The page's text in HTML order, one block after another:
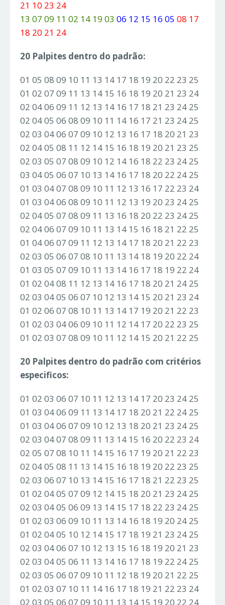
21 10 23 24
13 07 09 11 02 14 19 03 06 12 15 16 05 08 17
18 20 21 24
20 Palpites dentro do padrão:
01 05 08 09 10 11 13 14 17 18 19 20 22 23 25
01 02 07 09 11 13 14 15 16 18 19 20 21 23 24
02 04 06 09 11 12 13 14 16 17 18 21 23 24 25
02 04 05 06 08 09 10 11 14 16 17 21 23 24 25
02 03 04 06 07 09 10 12 13 16 17 18 20 21 23
02 04 05 08 11 12 14 15 16 18 19 20 21 23 25
02 03 05 07 08 09 10 12 14 16 18 22 23 24 25
03 04 05 06 07 10 13 14 16 17 18 20 22 24 25
01 03 04 07 08 09 10 11 12 13 16 17 22 23 24
01 03 04 06 08 09 10 11 12 13 19 20 23 24 25
02 04 05 07 08 09 11 13 16 18 20 22 23 24 25
02 04 06 07 09 10 11 13 14 15 16 18 21 22 25
01 04 06 07 09 11 12 13 14 17 18 20 21 22 23
02 03 05 06 07 08 10 11 13 14 18 19 20 22 24
01 03 05 07 09 10 11 13 14 16 17 18 19 22 24
01 02 04 08 11 12 13 14 16 17 18 20 21 24 25
02 03 04 05 06 07 10 12 13 14 15 20 21 23 24
01 02 06 07 08 10 11 13 14 17 19 20 21 22 23
01 02 03 04 06 09 10 11 12 14 17 20 22 23 25
01 02 03 07 08 09 10 11 12 14 15 20 21 22 25
20 Palpites dentro do padrão com critérios
especificos:
01 02 03 06 07 10 11 12 13 14 17 20 23 24 25
01 03 04 06 09 11 13 14 17 18 20 21 22 24 25
01 03 04 06 07 09 10 12 13 18 20 21 23 24 25
02 03 04 07 08 09 11 13 14 15 16 20 22 23 24
02 05 07 08 10 11 14 15 16 17 19 20 21 22 23
02 04 05 08 11 13 14 15 16 18 19 20 22 23 25
02 03 06 07 10 13 14 15 16 17 18 21 22 23 25
01 02 04 05 07 09 12 14 15 18 20 21 23 24 25
02 03 04 05 06 09 13 14 15 17 18 22 23 24 25
01 02 03 06 09 10 11 13 14 16 18 19 20 24 25
01 02 04 05 10 12 14 15 17 18 19 21 23 24 25
02 03 04 06 07 10 12 13 15 16 18 19 20 21 23
02 03 04 05 06 11 13 14 16 17 18 19 22 24 25
02 03 05 06 07 09 10 11 12 18 19 20 21 22 25
01 02 03 07 10 11 14 16 17 18 19 21 22 23 24
02 03 05 06 07 09 10 11 13 14 15 19 20 22 24